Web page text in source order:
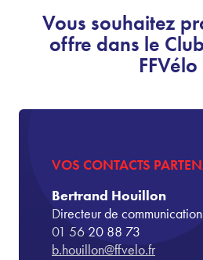
Vous souhaitez
offre dans le
FFVélo
VOS CONTACTS
Bertrand Houillon
Directeur de communication
01 56 20 88 73
b.houillon@ffvelo.fr